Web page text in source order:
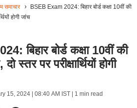
समाचार
BSEB Exam 2024: बिहार बोर्ड कक्षा 10वीं की
होगी जांच
बिहार बोर्ड कक्षा 10वीं की
स्तर पर परीक्षार्थियों होगी
15, 2024 | 08:40 AM IST| 1 min read